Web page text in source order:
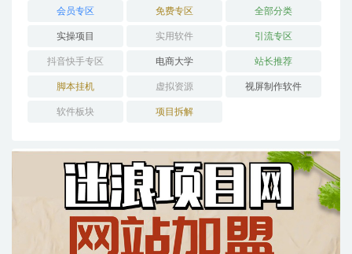
会员专区 免费专区 全部分类
实操项目 实用软件 引流专区
抖音快手专区 电商大学 站长推荐
脚本挂机 虚拟资源 视屏制作软件
软件板块 项目拆解